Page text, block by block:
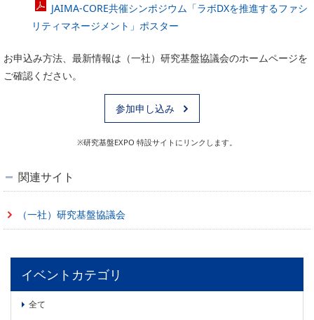
JAIMA-CORE共催シンポジウム「ラボDXを推進するファシ
リティマネージメント」ポスター
お申込み方法、最新情報は（一社）研究基盤協議会のホームページを
ご確認ください。
参加申し込み
※研究基盤EXPO 特設サイトにリンクします。
関連サイト
（一社）研究基盤協議会
イベントカテゴリ
全て